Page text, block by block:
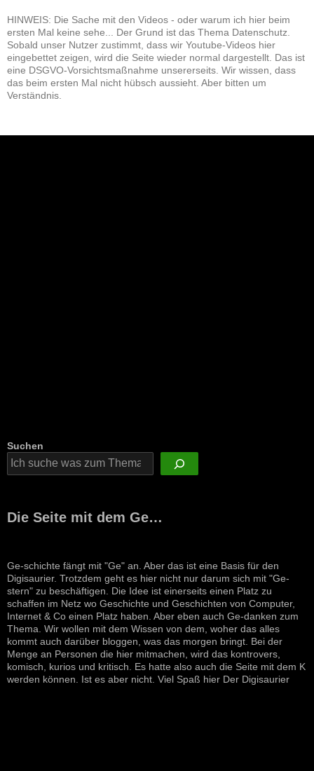
HINWEIS: Die Sache mit den Videos - oder warum ich hier beim
ersten Mal keine sehe... Der Grund ist das Thema Datenschutz.
Sobald unser Nutzer zustimmt, dass wir Youtube-Videos hier
eingebettet zeigen, wird die Seite wieder normal dargestellt. Das ist
eine DSGVO-Vorsichtsmaßnahme unsererseits. Wir wissen, dass
das beim ersten Mal nicht hübsch aussieht. Aber bitten um
Verständnis.
Suchen
Die Seite mit dem Ge…
Ge-schichte fängt mit "Ge" an. Aber das ist eine Basis für den
Digisaurier. Trotzdem geht es hier nicht nur darum sich mit "Ge-
stern" zu beschäftigen. Die Idee ist einerseits einen Platz zu
schaffen im Netz wo Geschichte und Geschichten von Computer,
Internet & Co einen Platz haben. Aber eben auch Ge-danken zum
Thema. Wir wollen mit dem Wissen von dem, woher das alles
kommt auch darüber bloggen, was das morgen bringt. Bei der
Menge an Personen die hier mitmachen, wird das kontrovers,
komisch, kurios und kritisch. Es hatte also auch die Seite mit dem K
werden können. Ist es aber nicht. Viel Spaß hier Der Digisaurier